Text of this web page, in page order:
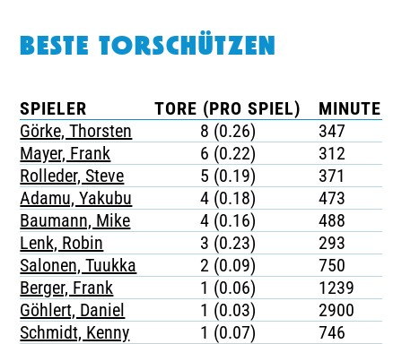
BESTE TORSCHÜTZEN
SPIELER TORE (PRO SPIEL)
MINUTEN
Görke, Thorsten
8 (0.26)
347
Mayer, Frank
6 (0.22)
312
Rolleder, Steve
5 (0.19)
371
Adamu, Yakubu
4 (0.18)
473
Baumann, Mike
4 (0.16)
488
Lenk, Robin
3 (0.23)
293
Salonen, Tuukka
2 (0.09)
750
Berger, Frank
1 (0.06)
1239
Göhlert, Daniel
1 (0.03)
2900
Schmidt, Kenny
1 (0.07) 746